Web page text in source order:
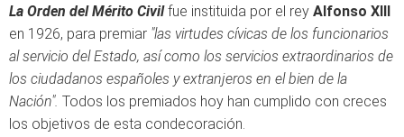
La Orden del Mérito Civil fue instituida por el rey Alfonso XIII
en 1926, para premiar "las virtudes cívicas de los funcionarios
al servicio del Estado, así como los servicios extraordinarios de
los ciudadanos españoles y extranjeros en el bien de la
Nación". Todos los premiados hoy han cumplido con creces
los objetivos de esta condecoración.